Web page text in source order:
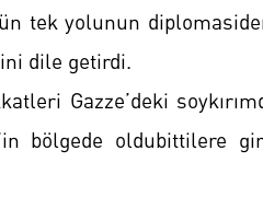
tek yolunun
dile getirdi.
Gazze’deki
bölgede oldubittilere